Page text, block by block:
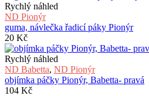
Rychlý náhled
ND Pionýr
guma, návlečka řadicí páky Pionýr
20 Kč
Rychlý náhled
ND Babetta, ND Pionýr
objímka páčky Pionýr, Babetta- pravá
104 Kč